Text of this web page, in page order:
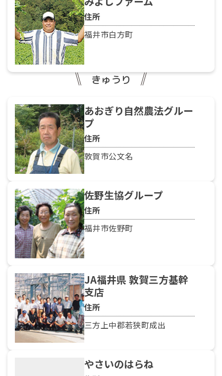
住所
福井市白方町
きゅうり
あおぎり自然農法グルー
プ
住所
敦賀市公文名
佐野生協グループ
住所
福井市佐野町
JA福井県 敦賀三方基幹
支店
住所
三方上中郡若狭町成出
やさいのはらね